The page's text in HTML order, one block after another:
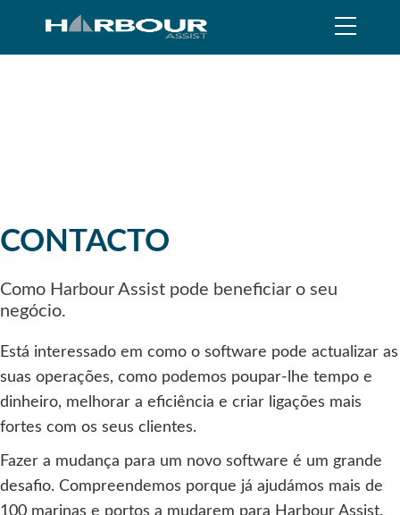
CONTACTO
Como Harbour Assist pode beneficiar o seu
negócio.
Está interessado em como o software pode actualizar as
suas operações, como podemos poupar-lhe tempo e
dinheiro, melhorar a eficiência e criar ligações mais
fortes com os seus clientes.
Fazer a mudança para um novo software é um grande
desafio. Compreendemos porque já ajudámos mais de
100 marinas e portos a mudarem para Harbour Assist.